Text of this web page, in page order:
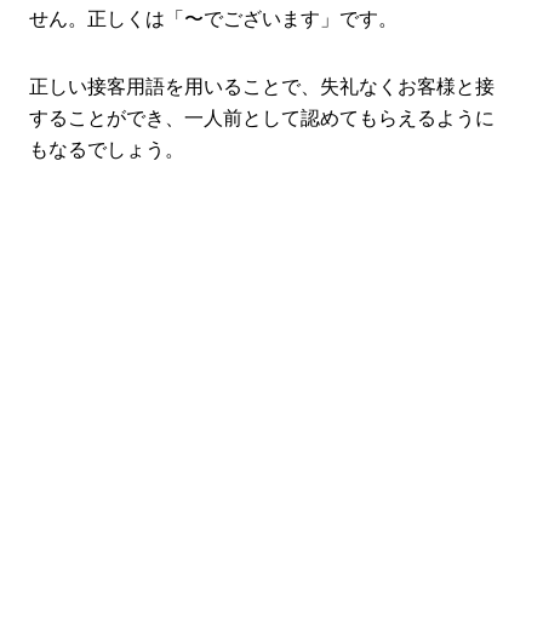
せん。正しくは「〜でございます」です。
正しい接客用語を用いることで、失礼なくお客様と接
することができ、一人前として認めてもらえるように
もなるでしょう。